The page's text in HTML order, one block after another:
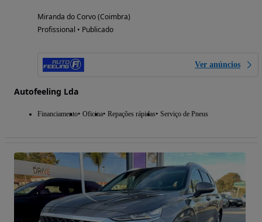
Miranda do Corvo (Coimbra)
Profissional • Publicado
Ver anúncios
Autofeeling Lda
Financiamento Oficina Repações rápidas Serviço de Pneus